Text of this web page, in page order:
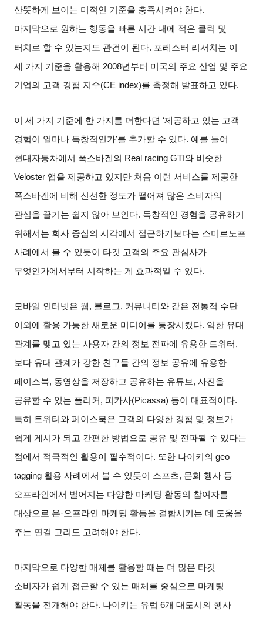
산뜻하게 보이는 미적인 기준을 충족시켜야 한다.
마지막으로 원하는 행동을 빠른 시간 내에 적은 클릭 및
터치로 할 수 있는지도 관건이 된다. 포레스터 리서치는 이
세 가지 기준을 활용해 2008년부터 미국의 주요 산업 및 주요
기업의 고객 경험 지수(CE index)를 측정해 발표하고 있다.
이 세 가지 기준에 한 가지를 더한다면 ‘제공하고 있는 고객
경험이 얼마나 독창적인가’를 추가할 수 있다.예를 들어
현대자동차에서 폭스바겐의
Real racing GTI와 비슷한
Veloster 앱을 제공하고 있지만 처음 이런 서비스를 제공한
폭스바겐에 비해 신선한 정도가 떨어져 많은 소비자의
관심을 끌기는 쉽지 않아 보인다. 독창적인 경험을 공유하기
위해서는 회사 중심의 시각에서 접근하기보다는 스미르노프
사례에서 볼 수 있듯이 타깃 고객의 주요 관심사가
무엇인가에서부터 시작하는 게 효과적일 수 있다.
모바일 인터넷은 웹, 블로그, 커뮤니티와 같은 전통적 수단
이외에 활용 가능한 새로운 미디어를 등장시켰다. 약한 유대
관계를 맺고 있는 사용자 간의 정보 전파에 유용한 트위터 ,
보다 유대 관계가 강한 친구들 간의 정보 공유에 유용한
페이스북, 동영상을 저장하고 공유하는 유튜브,사진을
공유할 수 있는 플리커 , 피카사(Picassa) 등이 대표적이다.
특히 트위터와 페이스북은 고객의 다양한 경험 및 정보가
쉽게 게시가 되고 간편한 방법으로 공유 및 전파될 수 있다는
점에서 적극적인 활용이 필수적이다. 또한 나이키의 geo
tagging 활용 사례에서 볼 수 있듯이 스포츠, 문화 행사 등
오프라인에서 벌어지는 다양한 마케팅 활동의 참여자를
대상으로 온·오프라인 마케팅 활동을 결합시키는 데 도움을
주는 연결 고리도 고려해야 한다.
마지막으로 다양한 매체를 활용할 때는 더 많은 타깃
소비자가 쉽게 접근할 수 있는 매체를 중심으로 마케팅
활동을 전개해야 한다. 나이키는 유럽 6개 대도시의 행사